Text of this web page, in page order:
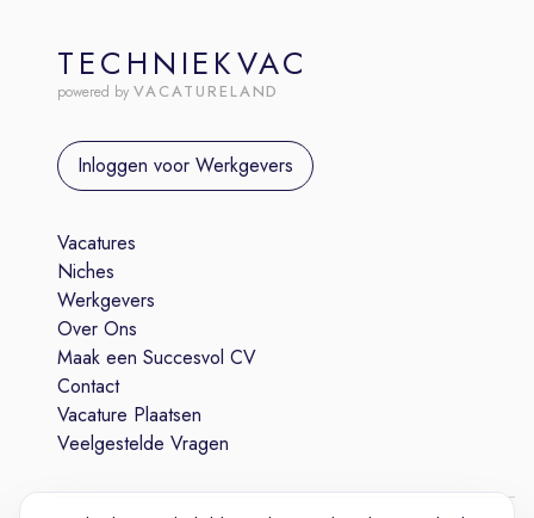
TECHNIEKVAC
powered by VACATURELAND
Inloggen voor Werkgevers
Vacatures
Niches
Werkgevers
Over Ons
Maak een Succesvol CV
Contact
Vacature Plaatsen
Veelgestelde Vragen